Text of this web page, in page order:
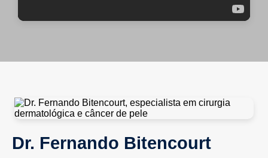
Dr. Fernando Bitencourt